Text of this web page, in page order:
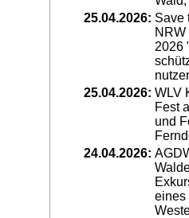
25.04.2026: Save
NRW
2026
25.04.2026: WLV
Fest
und
24.04.2026:
eines